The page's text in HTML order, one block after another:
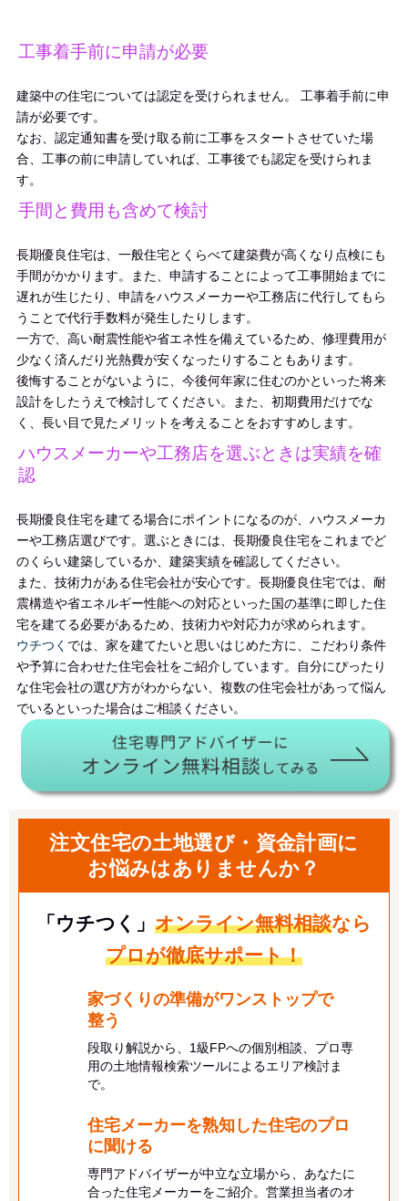
工事着手前に申請が必要
建築中の住宅については認定を受けられません。 工事着手前に申
請が必要です。
なお、認定通知書を受け取る前に工事をスタートさせていた場
合、工事の前に申請していれば、工事後でも認定を受けられま
す。
手間と費用も含めて検討
長期優良住宅は、一般住宅とくらべて建築費が高くなり点検にも
手間がかかります。また、申請することによって工事開始までに
遅れが生じたり、申請をハウスメーカーや工務店に代行してもら
うことで代行手数料が発生したりします。
一方で、高い耐震性能や省エネ性を備えているため、修理費用が
少なく済んだり光熱費が安くなったりすることもあります。
後悔することがないように、今後何年家に住むのかといった将来
設計をしたうえで検討してください。また、初期費用だけでな
く、長い目で見たメリットを考えることをおすすめします。
ハウスメーカーや工務店を選ぶときは実績を確
認
長期優良住宅を建てる場合にポイントになるのが、ハウスメーカ
ーや工務店選びです。選ぶときには、長期優良住宅をこれまでど
のくらい建築しているか、建築実績を確認してください。
また、技術力がある住宅会社が安心です。長期優良住宅では、耐
震構造や省エネルギー性能への対応といった国の基準に即した住
宅を建てる必要があるため、技術力や対応力が求められます。
ウチつく では、家を建てたいと思いはじめた方に、こだわり条件
や予算に合わせた住宅会社をご紹介しています。自分にぴったり
な住宅会社の選び方がわからない、複数の住宅会社があって悩ん
でいるといった場合はご相談ください。
注文住宅の土地選び・資金計画に
お悩みはありませんか？
「ウチつく」 オンライン無料相談なら
プロが徹底サポート！
家づくりの準備がワンストップで
整う
段取り解説から、1級FPへの個別相談、プロ専
用の土地情報検索ツールによるエリア検討ま
で。
住宅メーカーを熟知した住宅のプロ
に聞ける
専門アドバイザーが中立な立場から、あなたに
合った住宅メーカーをご紹介。営業担当者のオ